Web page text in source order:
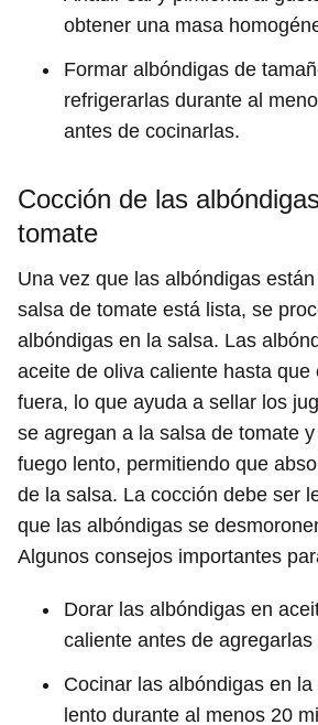
obtener una masa
Formar albóndigas de
refrigerarlas durante al
antes de cocinarlas.
Cocción de las
tomate
Una vez que las albóndigas
salsa de tomate está lista, se
albóndigas en la salsa. Las
aceite de oliva caliente hasta que
fuera, lo que ayuda a sellar los
se agregan a la salsa de tomate
fuego lento, permitiendo que
de la salsa. La cocción debe ser
que las albóndigas se
Algunos consejos importantes
Dorar las albóndigas en
caliente antes de agregarlas
Cocinar las albóndigas en
lento durante al menos 20